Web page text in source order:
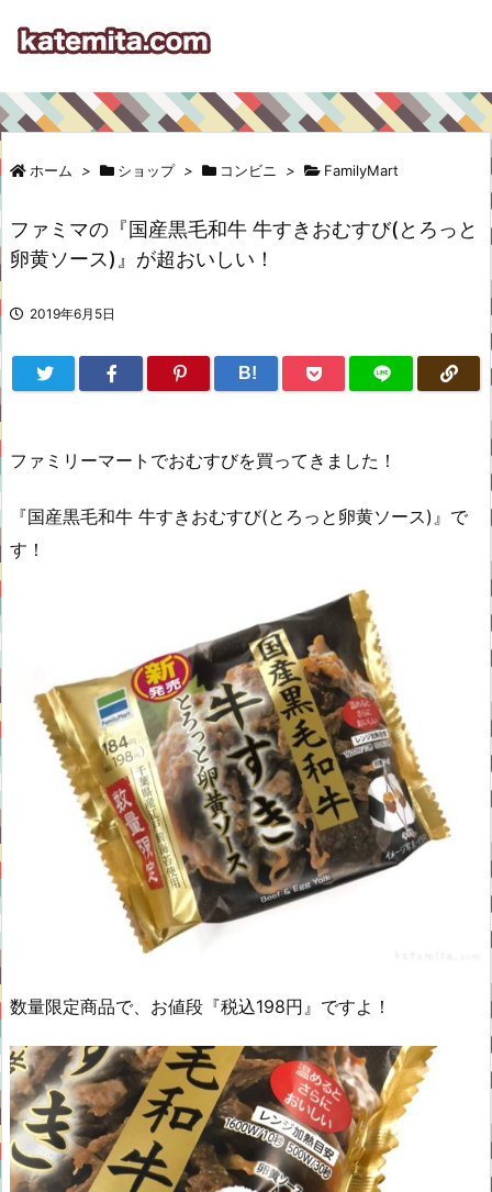
ホーム > ショップ > コンビニ > FamilyMart
ファミマの『国産黒毛和牛 牛すきおむすび(とろっと
卵黄ソース)』が超おいしい！
2019年6月5日
B!
ファミリーマートでおむすびを買ってきました！
『国産黒毛和牛 牛すきおむすび(とろっと卵黄ソース)』で
す！
数量限定商品で、お値段『税込198円』ですよ！